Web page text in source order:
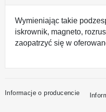
Wymieniając takie
iskrownik, magneto,
zaopatrzyć się w
Informacje o producencie